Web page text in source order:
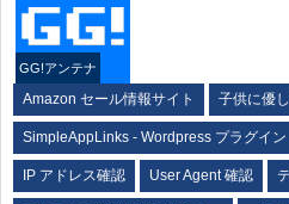
GG!アンテナ
Amazon セール情報サイト 子供に優
SimpleAppLinks - Wordpress プラグイン
IP アドレス確認 User Agent 確認